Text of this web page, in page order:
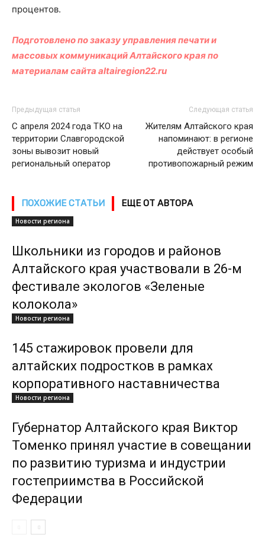
процентов.
Подготовлено по заказу управления печати и
массовых коммуникаций Алтайского края по
материалам сайта altairegion22.ru
Предыдущая статья
С апреля 2024 года ТКО на
территории Славгородской
зоны вывозит новый
региональный оператор
Следующая статья
Жителям Алтайского края
напоминают: в регионе
действует особый
противопожарный режим
ПОХОЖИЕ СТАТЬИ ЕЩЕ ОТ АВТОРА
Новости региона
Школьники из городов и районов
Алтайского края участвовали в 26-м
фестивале экологов «Зеленые
колокола»
Новости региона
145 стажировок провели для
алтайских подростков в рамках
корпоративного наставничества
Новости региона
Губернатор Алтайского края Виктор
Томенко принял участие в совещании
по развитию туризма и индустрии
гостеприимства в Российской
Федерации